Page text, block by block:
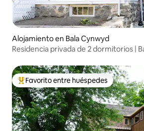
Alojamiento en Bala Cynwyd
Residencia privada de 2 dormitorios |
Favorito entre los huéspedes más
Favorito entre huéspedes